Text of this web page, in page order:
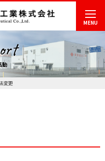
MENU
動
変更